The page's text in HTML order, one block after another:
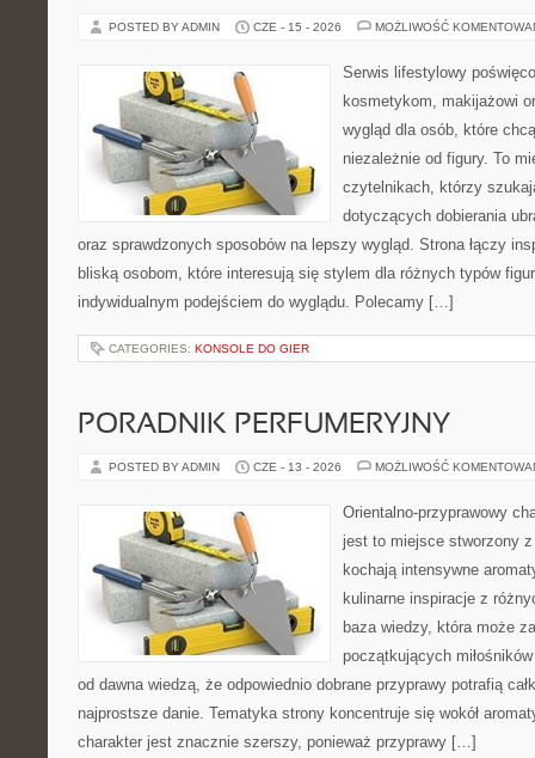
POSTED BY ADMIN CZE - 15 - 2026 MOŻLIWOŚĆ
Serwis lifestylowy
kosmetykom, makijażowi
wygląd dla osób, które
niezależnie od figury. To
czytelnikach, którzy
dotyczących dobierania
oraz sprawdzonych sposobów na lepszy wygląd. Strona łączy
bliską osobom, które interesują się stylem dla różnych typów
indywidualnym podejściem do wyglądu. Polecamy […]
CATEGORIES: KONSOLE DO GIER
PORADNIK PERFUMERYJNY
POSTED BY ADMIN CZE - 13 - 2026 MOŻLIWOŚĆ
Orientalno-przyprawowy
jest to miejsce stworzony
kochają intensywne
kulinarne inspiracje z
baza wiedzy, która może
początkujących
od dawna wiedzą, że odpowiednio dobrane przyprawy potrafią
najprostsze danie. Tematyka strony koncentruje się wokół
charakter jest znacznie szerszy, ponieważ przyprawy […]